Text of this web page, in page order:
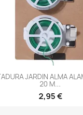
JARDIN ALMA
20 M...
2,95 €